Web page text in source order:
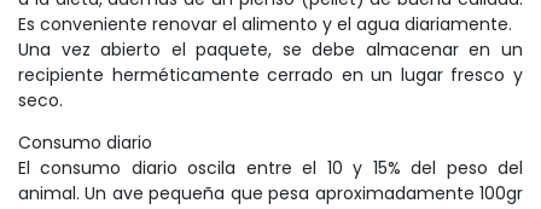
Es conveniente renovar el alimento y el agua diariamente.
Una vez abierto el paquete, se debe almacenar en un
recipiente herméticamente cerrado en un lugar fresco y
seco.
Consumo diario
El consumo diario oscila entre el 10 y 15% del peso del
animal. Un ave pequeña que pesa aproximadamente 100gr